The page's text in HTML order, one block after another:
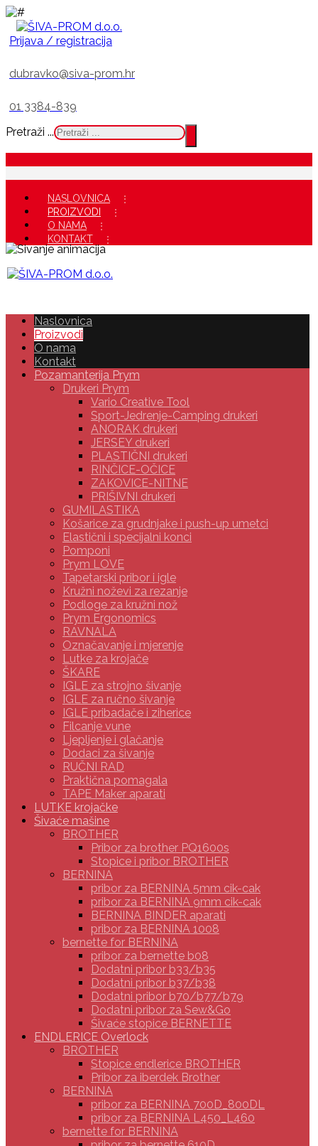
Prijava / registracija
dubravko@siva-prom.hr
01 3384-839
Pretraži ...
NASLOVNICA
PROIZVODI
O NAMA
KONTAKT
Naslovnica
Proizvodi
O nama
Kontakt
Pozamanterija Prym
Drukeri Prym
Vario Creative Tool
Sport-Jedrenje-Camping drukeri
ANORAK drukeri
JERSEY drukeri
PLASTIČNI drukeri
RINČICE-OČICE
ZAKOVICE-NITNE
PRIŠIVNI drukeri
GUMILASTIKA
Košarice za grudnjake i push-up umetci
Elastični i specijalni konci
Pomponi
Prym LOVE
Tapetarski pribor i igle
Kružni noževi za rezanje
Podloge za kružni nož
Prym Ergonomics
RAVNALA
Označavanje i mjerenje
Lutke za krojače
ŠKARE
IGLE za strojno šivanje
IGLE za ručno šivanje
IGLE pribadače i ziherice
Filcanje vune
Ljepljenje i glačanje
Dodaci za šivanje
RUČNI RAD
Praktična pomagala
TAPE Maker aparati
LUTKE krojačke
Šivaće mašine
BROTHER
Pribor za brother PQ1600s
Stopice i pribor BROTHER
BERNINA
pribor za BERNINA 5mm cik-cak
pribor za BERNINA 9mm cik-cak
BERNINA BINDER aparati
pribor za BERNINA 1008
bernette for BERNINA
pribor za bernette b08
Dodatni pribor b33/b35
Dodatni pribor b37/b38
Dodatni pribor b70/b77/b79
Dodatni pribor za Sew&Go
Šivaće stopice BERNETTE
ENDLERICE Overlock
BROTHER
Stopice endlerice BROTHER
Pribor za iberdek Brother
BERNINA
pribor za BERNINA 700D_800DL
pribor za BERNINA L450_L460
bernette for BERNINA